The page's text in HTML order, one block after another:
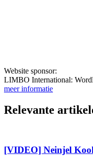
Website sponsor:
LIMBO International:
meer informatie
Relevante
[VIDEO] Neinjel